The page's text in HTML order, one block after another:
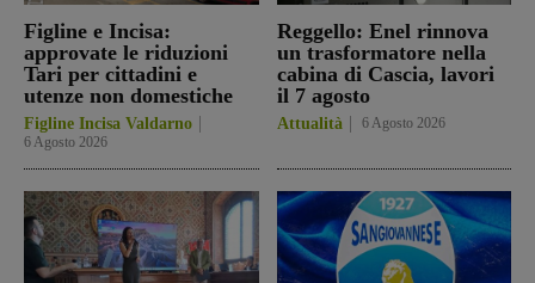
Figline e Incisa:
approvate le riduzioni
Tari per cittadini e
utenze non domestiche
Figline Incisa Valdarno
6 Agosto 2026
Reggello: Enel rinnova
un trasformatore nella
cabina di Cascia, lavori
il 7 agosto
Attualità 6 Agosto 2026